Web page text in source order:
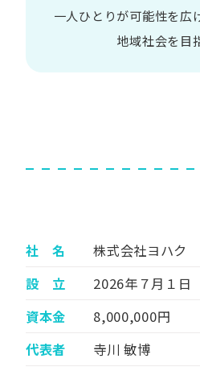
一人​ひとりが​可能性を​広
地域社会を​目
社 名
株式会社ヨハク
設 立
2026年７月１日
資本金
8,000,000円
代表者
寺川 敏博